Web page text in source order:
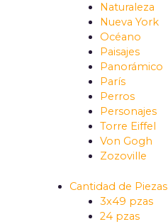
Naturaleza
Nueva York
Océano
Paisajes
Panorámico
París
Perros
Personajes
Torre Eiffel
Von Gogh
Zozoville
Cantidad de Piezas
3x49 pzas
24 pzas